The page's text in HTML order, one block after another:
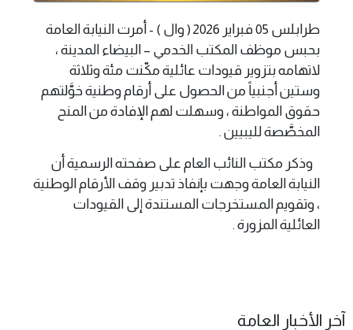
طرابلس 05 فبراير 2026 ( وال ) - أمرت النيابة العامة
بحبس موظف المكتب الخدمي – البيضاء المدينة ،
لاتهامه بتزوير قيودات عائلية مكّنت مئة وثلاثة
وستين أجنبياً من الحصول على أرقام وطنية خوَّلتهم
حقوق المواطنة ، وسهلت لهم الإفادة من المنح
المخصَّصة لليبيين .
وذكر مكتب النائب العام على صفحته الرسمية أن
النيابة العامة وجهت بإنفاذ تدبير وقف الأرقام الوطنية
، وتقويم المستخرجات المستندة إلى القيودات
العائلية المزورة .
آخر الأخبار العامة